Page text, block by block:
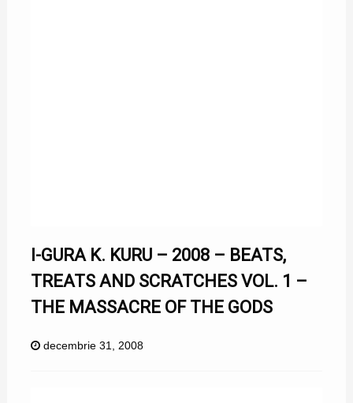
I-GURA K. KURU – 2008 – BEATS,
TREATS AND SCRATCHES VOL. 1 –
THE MASSACRE OF THE GODS
decembrie 31, 2008